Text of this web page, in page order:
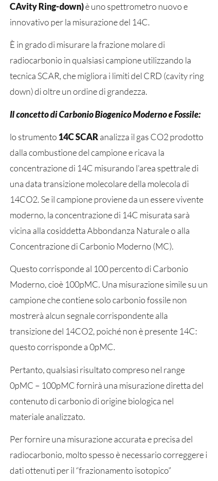
CAvity Ring-down)è uno spettrometro nuovo e
innovativo per la misurazione del 14C.
È in grado di misurare la frazione molare di
radiocarbonio in qualsiasi campione utilizzando la
tecnica SCAR, che migliora i limiti del CRD (cavity ring
down) di oltre un ordine di grandezza.
Il concetto di Carbonio Biogenico Moderno e Fossile:
lo strumento 14C SCAR analizza il gas CO2 prodotto
dalla combustione del campione e ricava la
concentrazione di 14C misurando l’area spettrale di
una data transizione molecolare della molecola di
14CO2. Se il campione proviene da un essere vivente
moderno, la concentrazione di 14C misurata sarà
vicina alla cosiddetta Abbondanza Naturale o alla
Concentrazione di Carbonio Moderno (MC).
Questo corrisponde al 100 percento di Carbonio
Moderno, cioè 100pMC. Una misurazione simile su un
campione che contiene solo carbonio fossile non
mostrerà alcun segnale corrispondente alla
transizione del 14CO2, poiché non è presente 14C:
questo corrisponde a 0pMC.
Pertanto, qualsiasi risultato compreso nel range
0pMC – 100pMC fornirà una misurazione diretta del
contenuto di carbonio di origine biologica nel
materiale analizzato.
Per fornire una misurazione accurata e precisa del
radiocarbonio, molto spesso è necessario correggere i
dati ottenuti per il “frazionamento isotopico”